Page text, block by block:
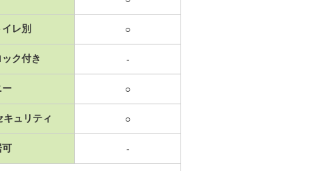
レ別 ○
ク付き -
ー ○
キュリティ ○
可 -